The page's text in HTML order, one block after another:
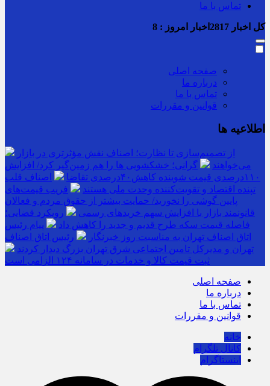
تماس با ما
کل اخبار اخبار امروز : 8
صفحه اصلی
درباره ما
تماس با ما
قوانین و مقررات
اطلاعیه ها
از تصمیم‌سازی تا نظارت؛ اصناف نقش مؤثرتری در بازار
می‌خواهند
گرانی؛ خشکشویی‌ ها را هم زمین‌گیر کرد/ افزایش
۱۱۰درصدی قیمت شوینده کاهش۴۰درصدی تقاضا
اصناف قلب
تپنده اقتصاد و تقویت‌کننده وحدت ملی هستند
فریب قیمت‌های
پایین گوشی را نخورید/ حمایت بیشتر از حقوق مردم و فعالان
قانونمند بازار با افزایش سهم خریدهای رسمی
رویکرد قضایی؛
فاصله قیمت سکه طرح قدیم و جدید را کاهش داد
پیام رئیس
اتاق اصناف تهران به مناسبت روز خبرنگار
رئیس اتاق اصناف
تهران و مدیرکل تامین اجتماعی شرق تهران بزرگ دیدار کردند
ثبت قیمت کالا و خدمات در سامانه ۱۲۴ الزامی است
صفحه اصلی
درباره ما
تماس با ما
قوانین و مقررات
خانه
کانال تلگرام
اینستاگرام